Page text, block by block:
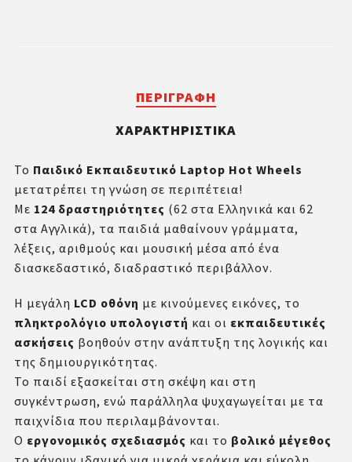
ΠΕΡΙΓΡΑΦΉ
ΧΑΡΑΚΤΗΡΙΣΤΙΚΆ
Το Παιδικό Εκπαιδευτικό Laptop Hot Wheels
μετατρέπει τη γνώση σε περιπέτεια!
Με 124 δραστηριότητες (62 στα Ελληνικά και 62
στα Αγγλικά), τα παιδιά μαθαίνουν γράμματα,
λέξεις, αριθμούς και μουσική μέσα από ένα
διασκεδαστικό, διαδραστικό περιβάλλον.
Η μεγάλη LCD οθόνη με κινούμενες εικόνες, το
πληκτρολόγιο υπολογιστή και οι εκπαιδευτικές
ασκήσεις βοηθούν στην ανάπτυξη της λογικής και
της δημιουργικότητας.
Το παιδί εξασκείται στη σκέψη και στη
συγκέντρωση, ενώ παράλληλα ψυχαγωγείται με τα
παιχνίδια που περιλαμβάνονται.
Ο εργονομικός σχεδιασμός και το βολικό μέγεθος